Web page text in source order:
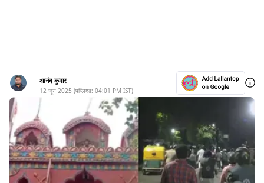
आनंद कुमार
12 जून 2025 (पब्लिश्ड: 04:01 PM IST)